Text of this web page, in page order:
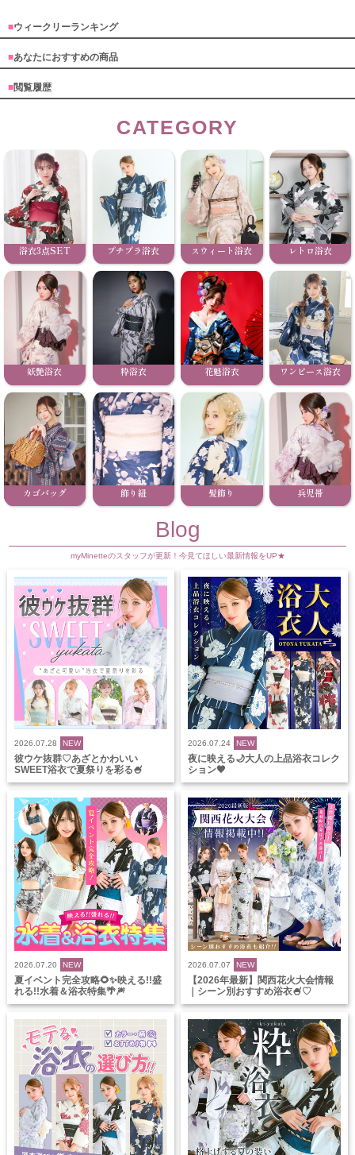
■ウィークリーランキング
■あなたにおすすめの商品
■閲覧履歴
CATEGORY
浴衣3点SET プチプラ浴衣 スウィート浴衣 レトロ浴衣
妖艶浴衣 粋浴衣 花魁浴衣 ワンピース浴衣
カゴバッグ 飾り紐 髪飾り 兵児帯
Blog
myMinetteのスタッフが更新！今見てほしい最新情報をUP★
2026.07.28 NEW
彼ウケ抜群♡あざとかわいい
SWEET浴衣で夏祭りを彩る🍧
2026.07.24 NEW
夜に映える🌙大人の上品浴衣コレク
ション🖤
2026.07.20 NEW
夏イベント完全攻略🌻✨映える!!盛
れる!!水着＆浴衣特集🌴🎆
2026.07.07 NEW
【2026年最新】関西花火大会情報
｜シーン別おすすめ浴衣🍧♡